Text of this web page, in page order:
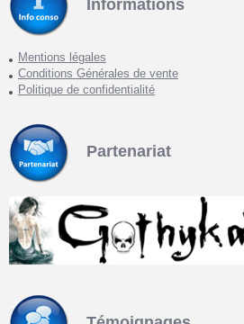
Informations
Mentions légales
Conditions Générales de vente
Politique de confidentialité
Partenariat